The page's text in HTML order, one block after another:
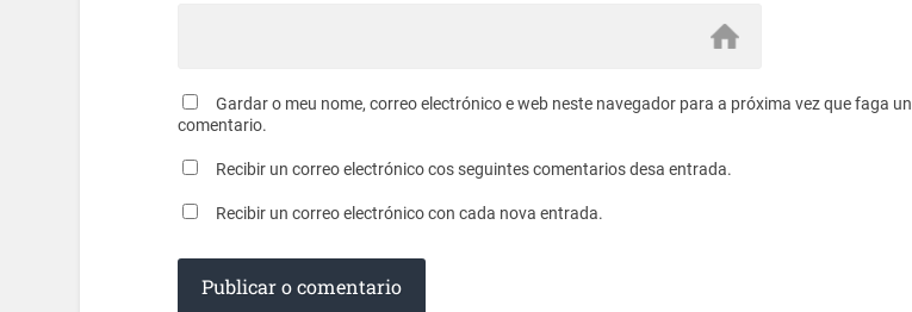
Gardar o meu nome, correo electrónico e web neste navegador para a próxima vez que faga un
comentario.
Recibir un correo electrónico cos seguintes comentarios desa entrada.
Recibir un correo electrónico con cada nova entrada.